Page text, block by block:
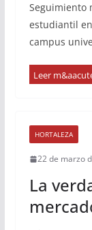
Seguimiento
estudiantil
campus
HORTALEZA
22 de marzo
La